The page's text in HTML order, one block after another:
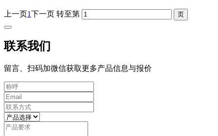
上一页1下一页 转至第
联系我们
留言、扫码加微信获取更多产品信息与报价